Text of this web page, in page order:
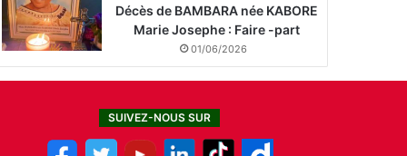
Décès de BAMBARA née KABORE
Marie Josephe : Faire -part
01/06/2026
SUIVEZ-NOUS SUR